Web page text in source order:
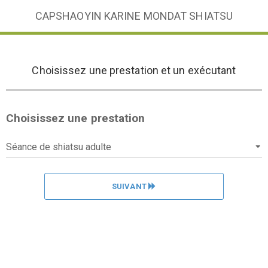
CAPSHAOYIN KARINE MONDAT SHIATSU
Choisissez une prestation et un exécutant
Choisissez une prestation
SUIVANT